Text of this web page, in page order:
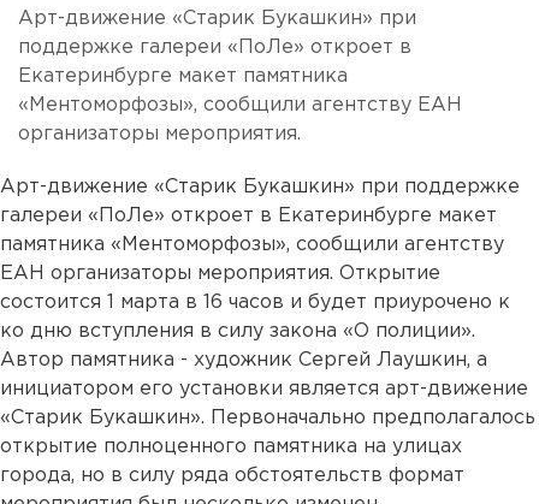
Арт-движение «Старик Букашкин» при
поддержке галереи «ПоЛе» откроет в
Екатеринбурге макет памятника
«Ментоморфозы», сообщили агентству ЕАН
организаторы мероприятия.
Арт-движение «Старик Букашкин» при поддержке
галереи «ПоЛе» откроет в Екатеринбурге макет
памятника «Ментоморфозы», сообщили агентству
ЕАН организаторы мероприятия. Открытие
состоится 1 марта в 16 часов и будет приурочено к
ко дню вступления в силу закона «О полиции».
Автор памятника - художник Сергей Лаушкин, а
инициатором его установки является арт-движение
«Старик Букашкин». Первоначально предполагалось
открытие полноценного памятника на улицах
города, но в силу ряда обстоятельств формат